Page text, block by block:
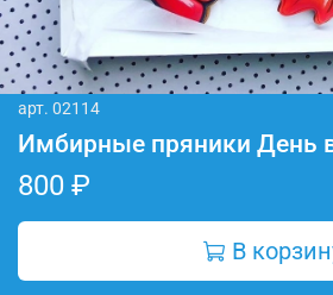
арт. 02114
Имбирные пряники День
800 ₽
В